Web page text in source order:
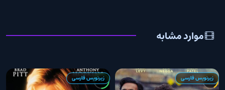
موارد مشابه
زیرنویس فارسی زیرنویس فارسی